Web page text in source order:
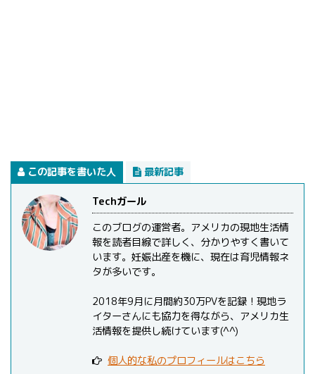
この記事を書いた人 最新記事
Techガール
このブログの運営者。アメリカの現地生活情
報を読者目線で詳しく、分かりやすく書いて
います。妊娠出産を機に、現在は育児情報ネ
タが多いです。
2018年9月に月間約30万PVを記録！現地ラ
イターさんにも協力を得ながら、アメリカ生
活情報を提供し続けています(^^)
個人的な私のプロフィールはこちら